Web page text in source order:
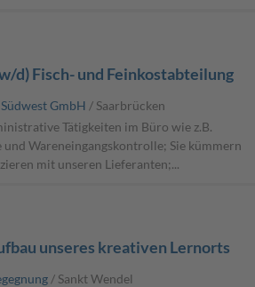
d) Fisch- und Feinkostabteilung
GmbH / Saarbrücken
Tätigkeiten im Büro wie z.B.
Wareneingangskontrolle; Sie kümmern
mit unseren Lieferanten;...
unseres kreativen Lernorts
/ Sankt Wendel